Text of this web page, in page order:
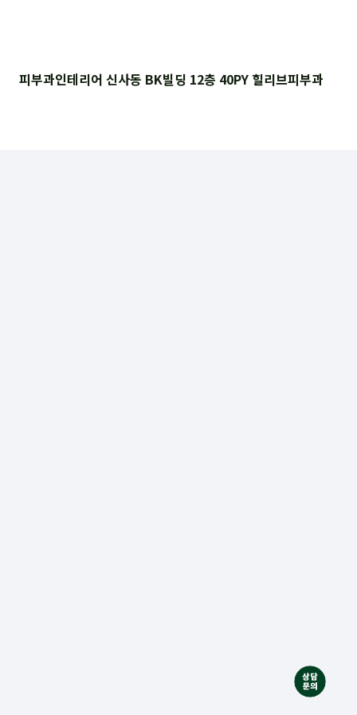
피부과인테리어 신사동 BK빌딩 12층 40PY 힐리브피부과